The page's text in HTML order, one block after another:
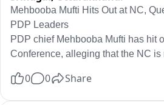
Mehbooba Mufti Hits Out at NC,
PDP Leaders
PDP chief Mehbooba Mufti has hit
Conference, alleging that the NC is
0 0 Share